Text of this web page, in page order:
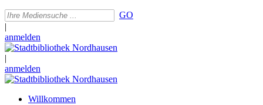
GO
|
anmelden
|
anmelden
Willkommen